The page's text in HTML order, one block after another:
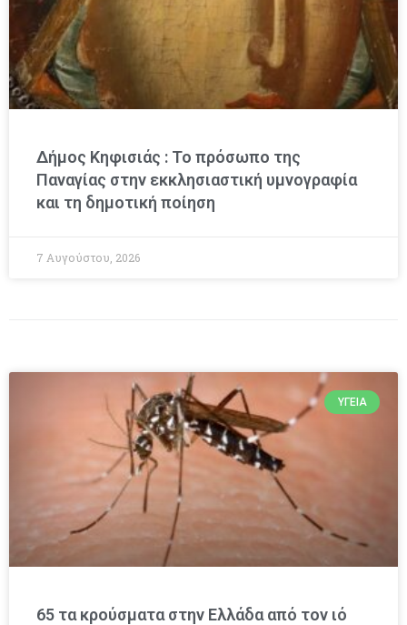
Δήμος Κηφισιάς : Το πρόσωπο της
Παναγίας στην εκκλησιαστική υμνογραφία
και τη δημοτική ποίηση
7 Αυγούστου, 2026
ΥΓΕΊΑ
65 τα κρούσματα στην Ελλάδα από τον ιό